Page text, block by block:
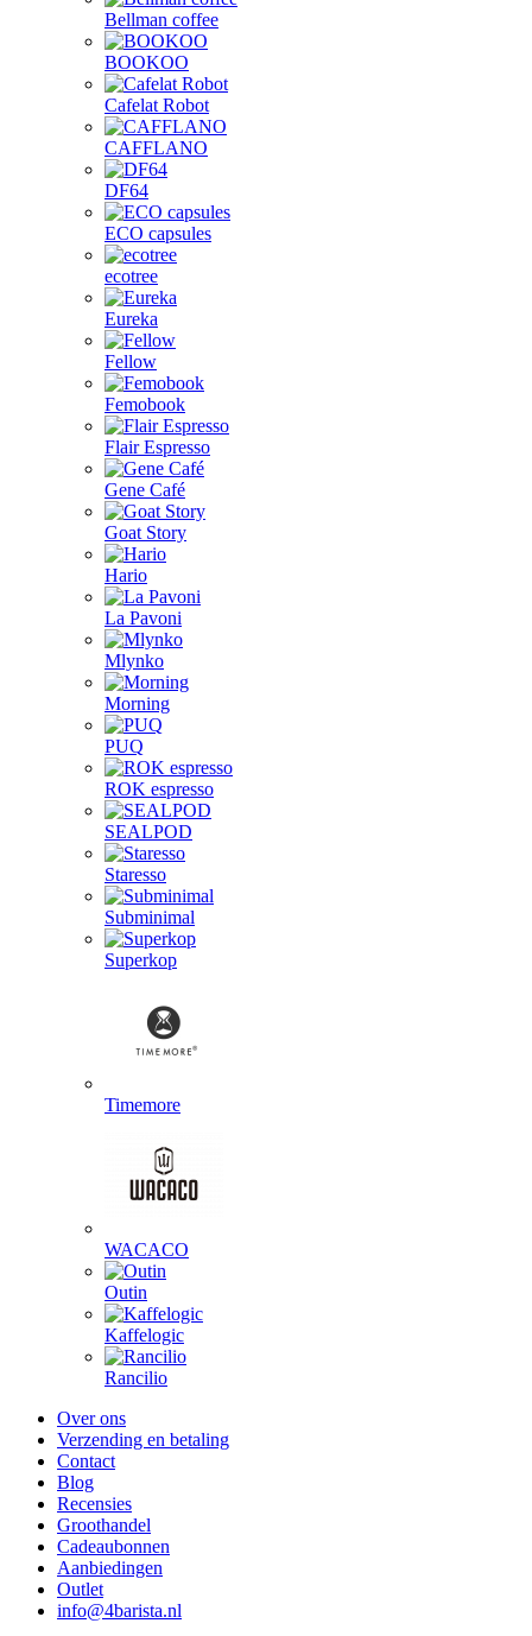
Bellman coffee
BOOKOO
Cafelat Robot
CAFFLANO
DF64
ECO capsules
ecotree
Eureka
Fellow
Femobook
Flair Espresso
Gene Café
Goat Story
Hario
La Pavoni
Mlynko
Morning
PUQ
ROK espresso
SEALPOD
Staresso
Subminimal
Superkop
Timemore
WACACO
Outin
Kaffelogic
Rancilio
Over ons
Verzending en betaling
Contact
Blog
Recensies
Groothandel
Cadeaubonnen
Aanbiedingen
Outlet
info@4barista.nl